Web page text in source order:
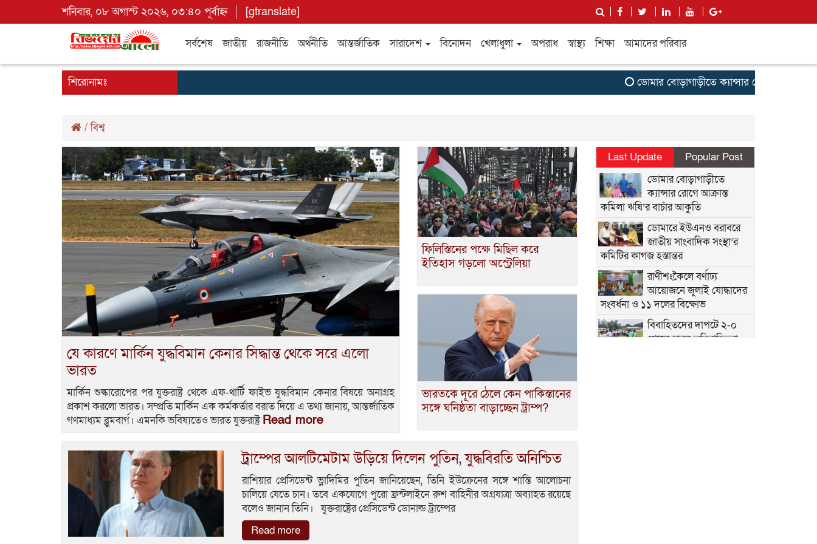
শনিবার, ০৮ অগাস্ট ২০২৬, ০৩:৪০ পূর্বাহ্ন [gtranslate]
সর্বশেষ জাতীয় রাজনীতি অর্থনীতি আন্তর্জাতিক সারাদেশ বিনোদন খেলাধুলা অপরাধ স্বাস্থ্য শিক্ষা আমাদের পরিবার
শিরোনামঃ ডোমার বোড়াগাড়ীতে ক্যান্সার রোগে আক্রান্ত
/বিশ্ব
যে কারণে মার্কিন যুদ্ধবিমান কেনার সিদ্ধান্ত থেকে সরে এলো
ভারত
মার্কিন শুল্কারোপের পর যুক্তরাষ্ট্র থেকে এফ-থার্টি ফাইভ যুদ্ধবিমান কেনার বিষয়ে অনাগ্রহ
প্রকাশ করলো ভারত। সম্প্রতি মার্কিন এক কর্মকর্তার বরাত দিয়ে এ তথ্য জানায়, আন্তর্জাতিক
গণমাধ্যম ব্লুমবার্গ। এমনকি ভবিষ্যতেও ভারত যুক্তরাষ্ট্রRead more
ফিলিস্তিনের পক্ষে মিছিল করে
ইতিহাস গড়লো অস্ট্রেলিয়া
ভারতকে দূরে ঠেলে কেন পাকিস্তানের
সঙ্গে ঘনিষ্ঠতা বাড়াচ্ছেন ট্রাম্প?
ট্রাম্পের আলটিমেটাম উড়িয়ে দিলেন পুতিন, যুদ্ধবিরতি অনিশ্চিত
রাশিয়ার প্রেসিডেন্ট ভ্লাদিমির পুতিন জানিয়েছেন, তিনি ইউক্রেনের সঙ্গে শান্তি আলোচনা
চালিয়ে যেতে চান। তবে একযোগে পুরো ফ্রন্টলাইনে রুশ বাহিনীর অগ্রযাত্রা অব্যাহত রয়েছে
বলেও জানান তিনি। যুক্তরাষ্ট্রের প্রেসিডেন্ট ডোনাল্ড ট্রাম্পের
Read more
Last Update
Popular Post
ডোমার বোড়াগাড়ীতে
ক্যান্সার রোগে আক্রান্ত
কমিলা ঋষি’র বাচাঁর আকুতি
ডোমারে ইউএনও বরাবরে
জাতীয় সাংবাদিক সংস্থা’র
কমিটির কাগজ হস্তান্তর
রাণীশংকৈলে বর্ণাঢ্য
আয়োজনে জুলাই যোদ্ধাদের
সংবর্ধনা ও ১১ দলের বিক্ষোভ
বিবাহিতদের দাপটে ২-০
গোলে হারল অবিবাহিতরা